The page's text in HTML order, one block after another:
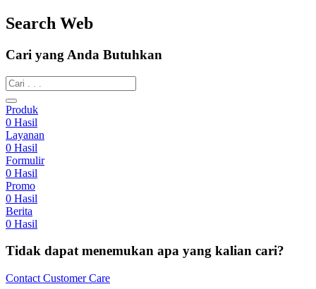
Search Web
Cari yang Anda Butuhkan
Produk
0 Hasil
Layanan
0 Hasil
Formulir
0 Hasil
Promo
0 Hasil
Berita
0 Hasil
Tidak dapat menemukan apa yang kalian cari?
Contact Customer Care